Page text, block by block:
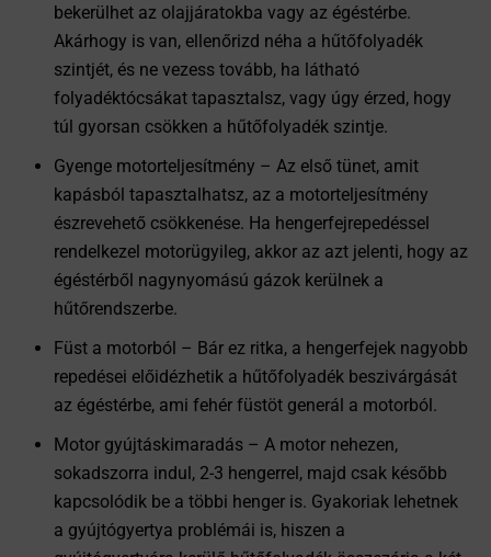
bekerülhet az olajjáratokba vagy az égéstérbe.
Akárhogy is van, ellenőrizd néha a hűtőfolyadék
szintjét, és ne vezess tovább, ha látható
folyadéktócsákat tapasztalsz, vagy úgy érzed, hogy
túl gyorsan csökken a hűtőfolyadék szintje.
Gyenge motorteljesítmény – Az első tünet, amit
kapásból tapasztalhatsz, az a motorteljesítmény
észrevehető csökkenése. Ha hengerfejrepedéssel
rendelkezel motorügyileg, akkor az azt jelenti, hogy az
égéstérből nagynyomású gázok kerülnek a
hűtőrendszerbe.
Füst a motorból – Bár ez ritka, a hengerfejek nagyobb
repedései előidézhetik a hűtőfolyadék beszivárgását
az égéstérbe, ami fehér füstöt generál a motorból.
Motor gyújtáskimaradás – A motor nehezen,
sokadszorra indul, 2-3 hengerrel, majd csak később
kapcsolódik be a többi henger is. Gyakoriak lehetnek
a gyújtógyertya problémái is, hiszen a